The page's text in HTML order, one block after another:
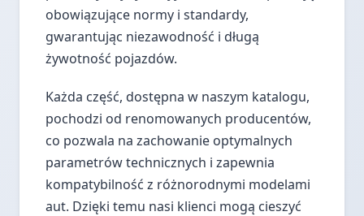
obowiązujące normy i standardy,
gwarantując niezawodność i długą
żywotność pojazdów.
Każda część, dostępna w naszym katalogu,
pochodzi od renomowanych producentów,
co pozwala na zachowanie optymalnych
parametrów technicznych i zapewnia
kompatybilność z różnorodnymi modelami
aut. Dzięki temu nasi klienci mogą cieszyć